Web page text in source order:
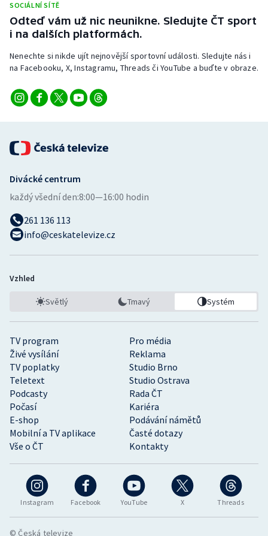
Stolní tenis
Triatlon
Veslování
Vodní slalom
Volejbal
Ostatní
SOCIÁLNÍ SÍTĚ
Odteď vám už nic neunikne. Sledujte ČT sport
i na dalších platformách.
Nenechte si nikde ujít nejnovější sportovní události. Sledujte nás i
na Facebooku, X, Instagramu, Threads či YouTube a buďte v obraze.
Instagram Facebook YouTube X Threads
TV program
Pro média
Živé vysílání
Reklama
TV poplatky
Studio Brno
Teletext
Studio Ostrava
Podcasty
Rada ČT
Počasí
Kariéra
E-shop
Podávání námětů
Mobilní a TV aplikace
Časté dotazy
Vše o ČT
Kontakty
Divácké centrum
každý všední den:8:00—16:00 hodin
261 136 113
info@ceskatelevize.cz
Vzhled
Světlý Tmavý Systém
© Česká televize